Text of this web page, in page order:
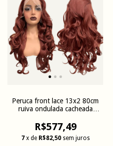
Peruca front lace 13x2 80cm
ruiva ondulada cacheada
R$577,49
7 x de R$82,50 sem juros